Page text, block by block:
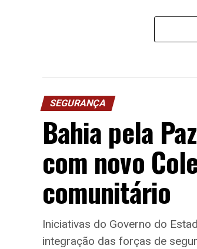
SEGURANÇA
Bahia pela
com novo
comunitário
Iniciativas do Governo do
integração das forças de